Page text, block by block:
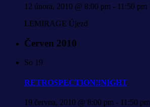
12 února, 2010 @ 8:00 pm - 11:50 pm
LEMIRAGE Újezd
Červen 2010
So 19
RETROSPECTION!!NIGHT
19 června, 2010 @ 8:00 pm - 11:50 pm